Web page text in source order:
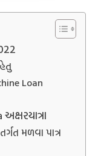
Loan
મળવા પાત્ર